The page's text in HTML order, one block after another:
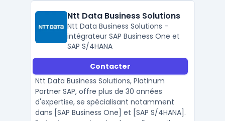
Ntt Data Business Solutions
Ntt Data Business Solutions -
intégrateur SAP Business One et
SAP S/4HANA
Contacter
Ntt Data Business Solutions, Platinum
Partner SAP, offre plus de 30 années
d'expertise, se spécialisant notamment
dans [SAP Business One] et [SAP S/4HANA].